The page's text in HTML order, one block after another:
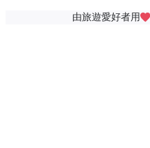
由旅遊愛好者用